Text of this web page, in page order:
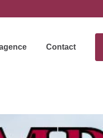
Contact